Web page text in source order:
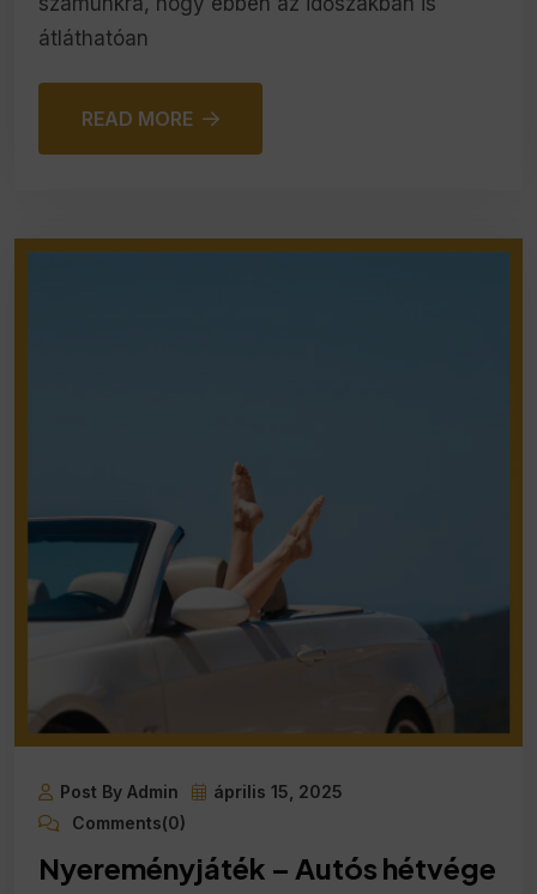
átláthatóan
READ MORE
Post By Admin
április 15, 2025
Comments(0)
Nyereményjáték – Autós hétvége